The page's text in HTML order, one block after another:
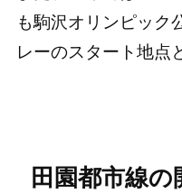
も駒沢オリンピック
レーのスタート地点
田園都市線の